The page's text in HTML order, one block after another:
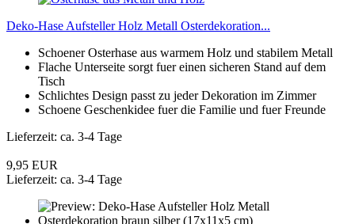
Deko-Hase Aufsteller Holz Metall Osterdekoration...
Schoener Osterhase aus warmem Holz und stabilem Metall
Flache Unterseite sorgt fuer einen sicheren Stand auf dem
Tisch
Schlichtes Design passt zu jeder Dekoration im Zimmer
Schoene Geschenkidee fuer die Familie und fuer Freunde
Lieferzeit: ca. 3-4 Tage
9,95 EUR
Lieferzeit: ca. 3-4 Tage